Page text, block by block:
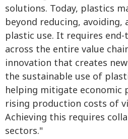
solutions. Today, plastics
beyond reducing, avoiding,
plastic use. It requires
across the entire value
innovation that creates
the sustainable use of
helping mitigate economic
rising production costs of
Achieving this requires
sectors."